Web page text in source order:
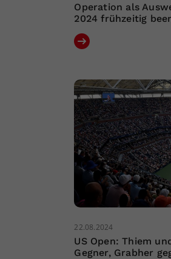
Operation als
2024 frühzeitig
22.08.2024
US Open: Thiem
Gegner, Grabher